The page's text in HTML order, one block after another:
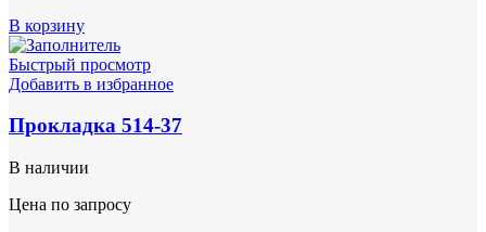
В корзину
Быстрый просмотр
Добавить в избранное
Прокладка 514-37
В наличии
Цена по запросу